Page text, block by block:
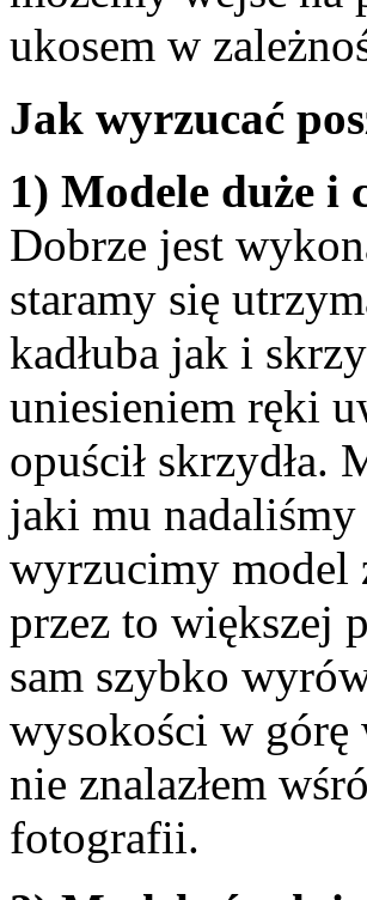
ukosem w
Jak wyrzucać
1) Modele duże i
Dobrze jest
staramy się
kadłuba jak i
uniesieniem ręki
opuścił
jaki mu
wyrzucimy model
przez to większej
sam szybko
wysokości w górę
nie znalazłem
fotografii.